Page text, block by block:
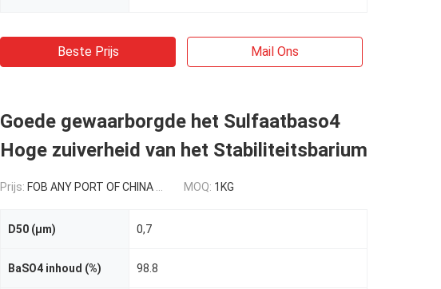
Beste Prijs Mail Ons
Goede gewaarborgde het Sulfaatbaso4
Hoge zuiverheid van het Stabiliteitsbarium
Prijs: FOB ANY PORT OF CHINA USD 0.3-0.9/kg MOQ: 1KG
D50 (μm) 0,7
BaSO4 inhoud (%) 98.8